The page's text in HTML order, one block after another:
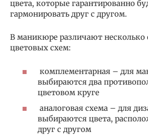
цвета, которые гарантированно
гармонировать друг с другом.
В маникюре различают несколько
цветовых схем:
комплементарная – для
выбираются два
цветовом круге
аналоговая схема – для
выбираются цвета,
друг с другом